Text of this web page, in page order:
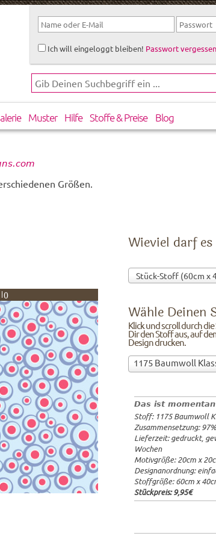
Ich will eingeloggt bleiben! Passwort
Muster Hilfe Stoffe & Preise Blog
Größen.
Das ist
Stoff: 1175 Baumwoll
Zusammensetzung:
Lieferzeit: gedruckt,
Wochen
Motivgröße: 20cm x
Designanordnung:
Stoffgröße: 60cm x
Stückpreis:9,95€
Wieviel darf es
Wähle Deinen
Klick und scroll durch
Dir den Stoff aus, auf
Design drucken.
1175 Baumwoll
Gewicht:
Lieferzeit:
20x20cm:
60x40cm:
ab 1m:
ab 10m:
ab 50m:
Wähle
Deinen
und
scroll
durch
die
Stoffübersicht
und
suche
Dir
den
Stoff
dem